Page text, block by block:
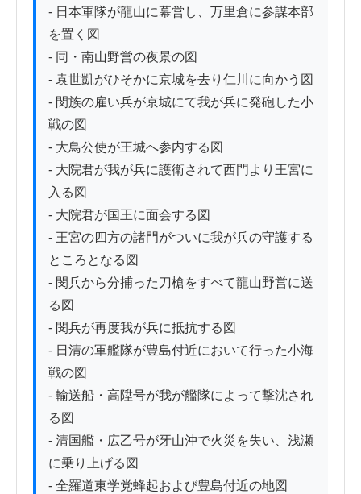
- 日本軍隊が龍山に幕営し、万里倉に参謀本部
を置く図
- 同・南山野営の夜景の図
- 袁世凱がひそかに京城を去り仁川に向かう図
- 閔族の雇い兵が京城にて我が兵に発砲した小
戦の図
- 大鳥公使が王城へ参内する図
- 大院君が我が兵に護衛されて西門より王宮に
入る図
- 大院君が国王に面会する図
- 王宮の四方の諸門がついに我が兵の守護する
ところとなる図
- 閔兵から分捕った刀槍をすべて龍山野営に送
る図
- 閔兵が再度我が兵に抵抗する図
- 日清の軍艦隊が豊島付近において行った小海
戦の図
- 輸送船・高陞号が我が艦隊によって撃沈され
る図
- 清国艦・広乙号が牙山沖で火災を失い、浅瀬
に乗り上げる図
- 全羅道東学党蜂起および豊島付近の地図